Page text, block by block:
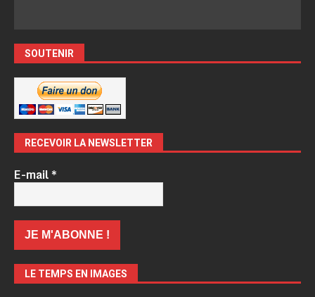
SOUTENIR
RECEVOIR LA NEWSLETTER
E-mail*
LE TEMPS EN IMAGES